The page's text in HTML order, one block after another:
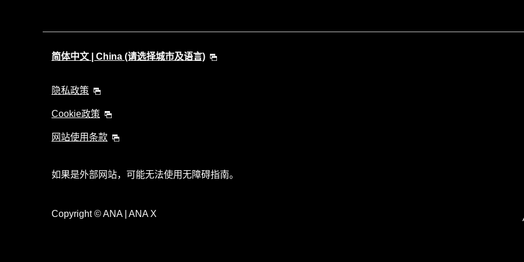
简体中文 | China (请选择城市及语言)
隐私政策
Cookie政策
网站使用条款
如果是外部网站，可能无法使用无障碍指南。
Copyright© ANA | ANA X